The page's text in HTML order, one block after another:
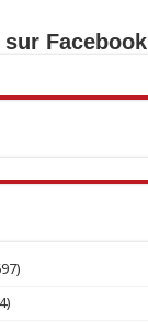
Facebook